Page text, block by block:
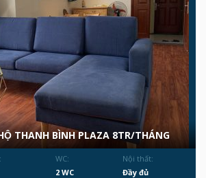
THANH BÌNH PLAZA 8TR/THÁNG
WC:
2 WC
Nội thất:
Đầy đủ